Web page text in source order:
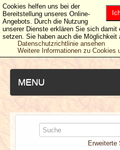
MENU
NEUESTE ARTIKEL
Erweiterte
Cookies helfen uns bei der
Bereitstellung unseres Online-
Angebots. Durch die Nutzung
unserer Dienste erklären Sie sich
setzen. Sie haben auch die Möglichkeit
Datenschutzrichtlinie ansehen
Weitere Informationen zu Cookies